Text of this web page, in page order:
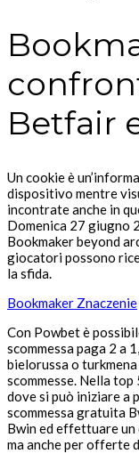
Betfair
Un cookie è
dispositivo mentre
incontrate anche in
Domenica 27 giugno
Bookmaker beyond
giocatori possono
la sfida.
Bookmaker Znaczenie
Con Powbet è
scommessa paga 2 a
bielorussa o
scommesse. Nella
dove si può iniziare a
scommessa gratuita
Bwin ed effettuare un
ma anche per offerte